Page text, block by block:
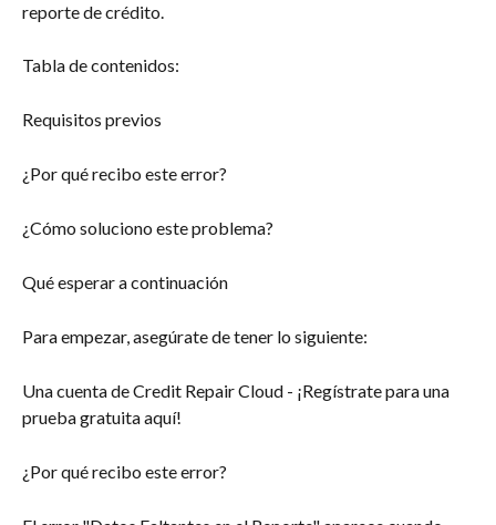
reporte de crédito.
Tabla de contenidos:
Requisitos previos
¿Por qué recibo este error?
¿Cómo soluciono este problema?
Qué esperar a continuación
Para empezar, asegúrate de tener lo siguiente:
Una cuenta de Credit Repair Cloud - ¡Regístrate para una
prueba gratuita aquí!
¿Por qué recibo este error?